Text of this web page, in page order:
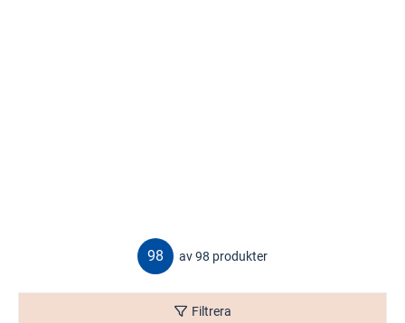
98 av 98 produkter
Filtrera